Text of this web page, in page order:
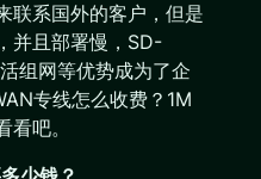
联系国外的客户，但是
并且部署慢，SD-
组网等优势成为了企
专线怎么收费？1M
吧。